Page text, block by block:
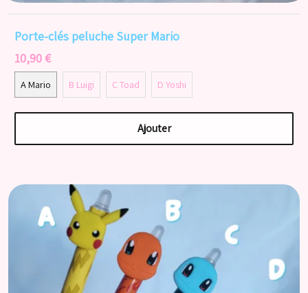
Porte-clés peluche Super Mario
10,90 €
A Mario B Luigi C Toad D Yoshi
Ajouter